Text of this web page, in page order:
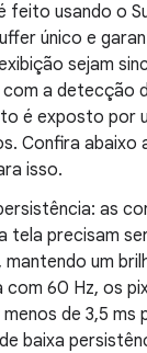
feito usando o
único e
sejam
a detecção
é exposto por
Confira abaixo
isso.
as
tela precisam
mantendo um
com 60 Hz, os
de 3,5 ms
baixa